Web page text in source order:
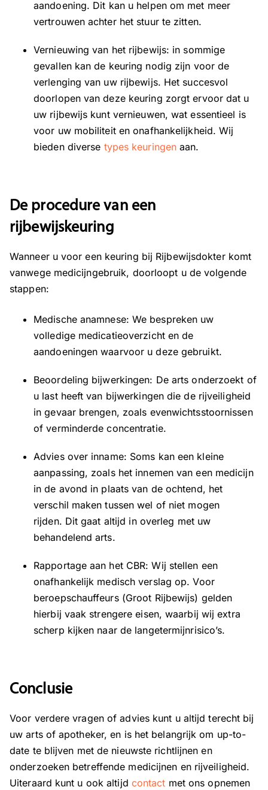
aandoening. Dit kan u helpen om met meer
vertrouwen achter het stuur te zitten.
Vernieuwing van het rijbewijs: in sommige
gevallen kan de keuring nodig zijn voor de
verlenging van uw rijbewijs. Het succesvol
doorlopen van deze keuring zorgt ervoor dat u
uw rijbewijs kunt vernieuwen, wat essentieel is
voor uw mobiliteit en onafhankelijkheid. Wij
bieden diverse types keuringen aan.
De procedure van een
rijbewijskeuring
Wanneer u voor een keuring bij Rijbewijsdokter komt
vanwege medicijngebruik, doorloopt u de volgende
stappen:
Medische anamnese: We bespreken uw
volledige medicatieoverzicht en de
aandoeningen waarvoor u deze gebruikt.
Beoordeling bijwerkingen: De arts onderzoekt of
u last heeft van bijwerkingen die de rijveiligheid
in gevaar brengen, zoals evenwichtsstoornissen
of verminderde concentratie.
Advies over inname: Soms kan een kleine
aanpassing, zoals het innemen van een medicijn
in de avond in plaats van de ochtend, het
verschil maken tussen wel of niet mogen
rijden. Dit gaat altijd in overleg met uw
behandelend arts.
Rapportage aan het CBR: Wij stellen een
onafhankelijk medisch verslag op. Voor
beroepschauffeurs (Groot Rijbewijs) gelden
hierbij vaak strengere eisen, waarbij wij extra
scherp kijken naar de langetermijnrisico’s.
Conclusie
Voor verdere vragen of advies kunt u altijd terecht bij
uw arts of apotheker, en is het belangrijk om up-to-
date te blijven met de nieuwste richtlijnen en
onderzoeken betreffende medicijnen en rijveiligheid.
Uiteraard kunt u ook altijd contact met ons opnemen